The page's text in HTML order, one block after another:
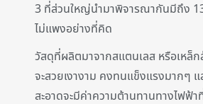
3 ที่ส่วนใหญ่นำมาพิจารณากันมีถึง
ไม่แพงอย่างที่คิด
วัสดุที่ผลิตมาจากสแตนเลส หรือเหล็
จะสวยเงางาม คงทนแข็งแรงมากๆ
สะอาดจะมีค่าความต้านทานทางไฟฟ้า